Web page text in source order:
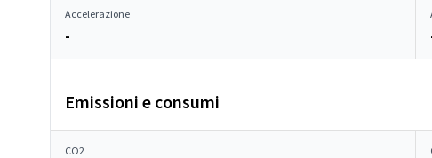
Accelerazione
-
Emissioni e consumi
CO2